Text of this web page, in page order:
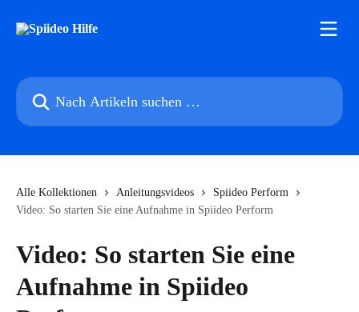
Nach Artikeln suchen …
Alle Kollektionen Anleitungsvideos
Spiideo Perform
Video: So starten Sie eine Aufnahme in Spiideo Perform
Video: So starten Sie eine
Aufnahme in Spiideo